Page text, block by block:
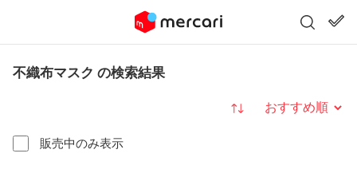
不織布マスク の検索結果
販売中のみ表示
並び替え